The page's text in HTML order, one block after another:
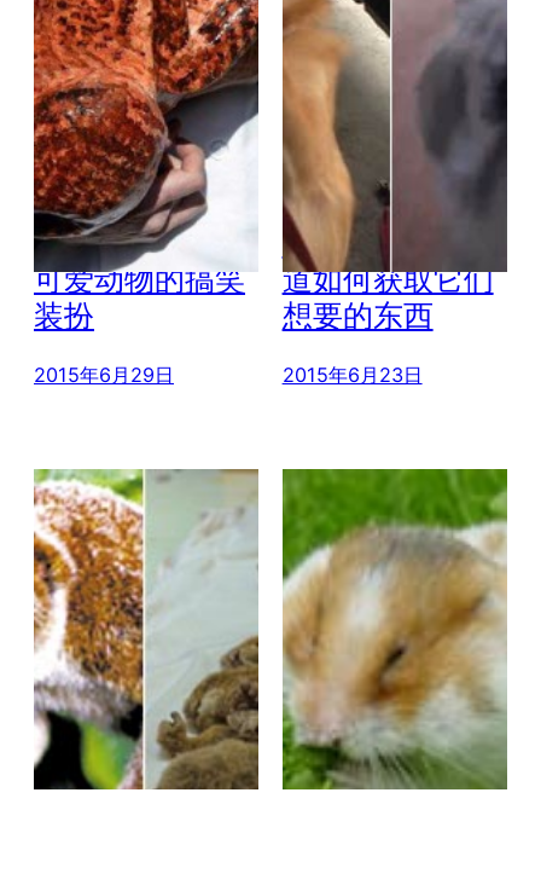
杀了我把！15个
可爱动物的搞笑
装扮
2015年6月29日
27可爱的动物 知
道如何获取它们
想要的东西
2015年6月23日